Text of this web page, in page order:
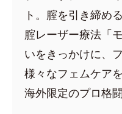
ト。腟を引き締め
腟レーザー療法「
いをきっかけに、
様々なフェムケア
海外限定のプロ格